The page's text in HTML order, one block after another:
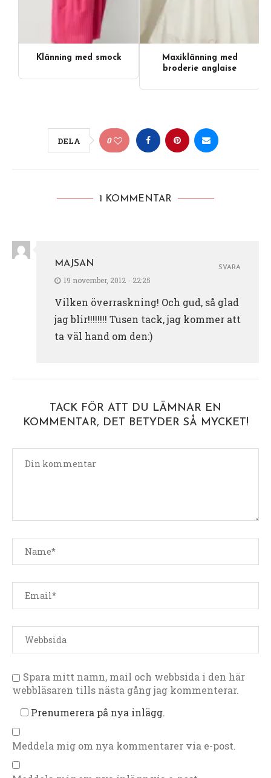
Videoinnehåll
Klänning med smock
Maxiklänning med
broderie anglaise
DELA 0
1 KOMMENTAR
MAJSAN
19 november, 2012 - 22:25
Vilken överraskning! Och gud, så glad
jag blir!!!!!!!! Tusen tack, jag kommer att
ta väl hand om den:)
SVARA
TACK FÖR ATT DU LÄMNAR EN
KOMMENTAR, DET BETYDER SÅ MYCKET!
Spara mitt namn, mail och webbsida i den här
webbläsaren tills nästa gång jag kommenterar.
Prenumerera på nya inlägg.
Meddela mig om nya kommentarer via e-post.